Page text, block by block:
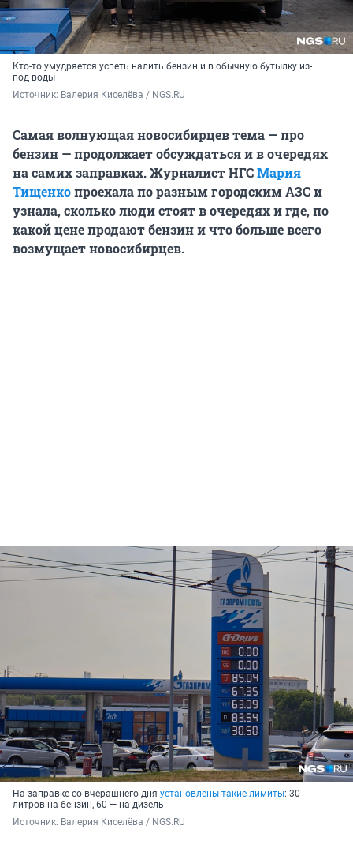
Кто-то умудряется успеть налить бензин и в обычную бутылку из-
под воды
Источник: Валерия Киселёва / NGS.RU
Самая волнующая новосибирцев тема — про
бензин — продолжает обсуждаться и в очередях
на самих заправках. Журналист НГСМария
Тищенкопроехала по разным городским АЗС и
узнала, сколько люди стоят в очередях и где, по
какой цене продают бензин и что больше всего
возмущает новосибирцев.
На заправке со вчерашнего дня установлены такие лимиты: 30
литров на бензин, 60 — на дизель
Источник: Валерия Киселёва / NGS.RU